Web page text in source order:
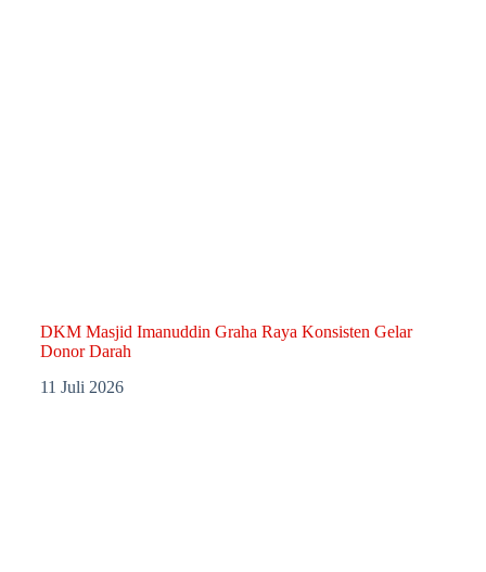
DKM Masjid Imanuddin Graha Raya Konsisten Gelar
Donor Darah
11 Juli 2026